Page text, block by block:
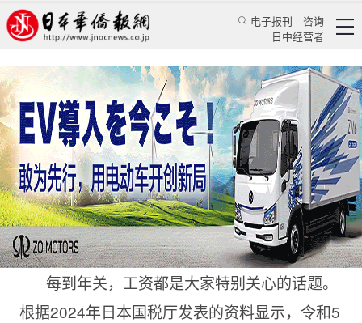
电子报刊
咨询
日中经营者
专家预测工资还要涨 民众抱怨跟不上物价
施银 财经频道★施银 专栏
日本华侨报 2025/1/10 14:07:33
每到年关，工资都是大家特别关心的话题。
根据2024年日本国税厅发表的资料显示，令和5